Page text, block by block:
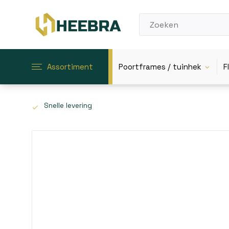
Assortiment Poortframes / tuinhek
Snelle levering